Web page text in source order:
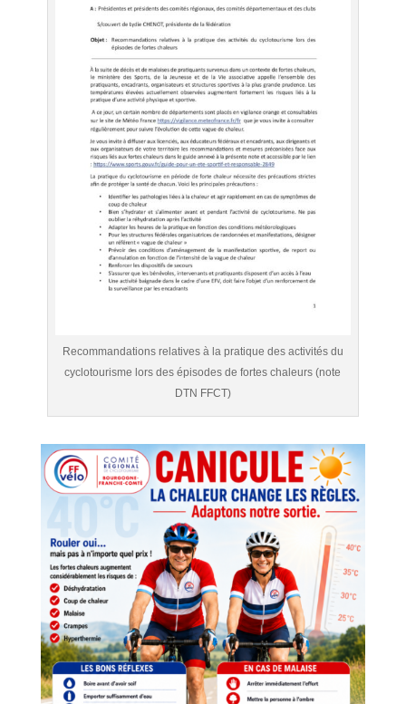
Recommandations relatives à la pratique des activités du
cyclotourisme lors des épisodes de fortes chaleurs (note
DTN FFCT)